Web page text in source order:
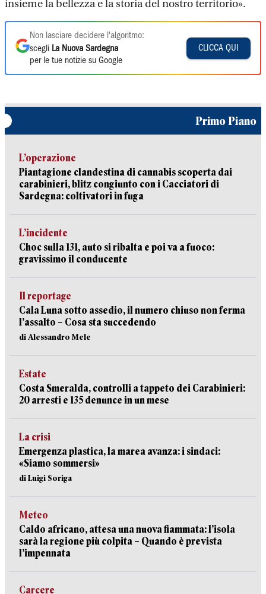
insieme la bellezza e la storia del nostro territorio».
Non lasciare decidere l'algoritmo:
scegli La Nuova Sardegna
per le tue notizie su Google
CLICCA QUI
Primo Piano
L’operazione
Piantagione clandestina di cannabis scoperta dai
carabinieri, blitz congiunto con i Cacciatori di
Sardegna: coltivatori in fuga
L’incidente
Choc sulla 131, auto si ribalta e poi va a fuoco:
gravissimo il conducente
Il reportage
Cala Luna sotto assedio, il numero chiuso non ferma
l’assalto – Cosa sta succedendo
di Alessandro Mele
Estate
Costa Smeralda, controlli a tappeto dei Carabinieri:
20 arresti e 135 denunce in un mese
La crisi
Emergenza plastica, la marea avanza: i sindaci:
«Siamo sommersi»
di Luigi Soriga
Meteo
Caldo africano, attesa una nuova fiammata: l’isola
sarà la regione più colpita – Quando è prevista
l’impennata
Carcere